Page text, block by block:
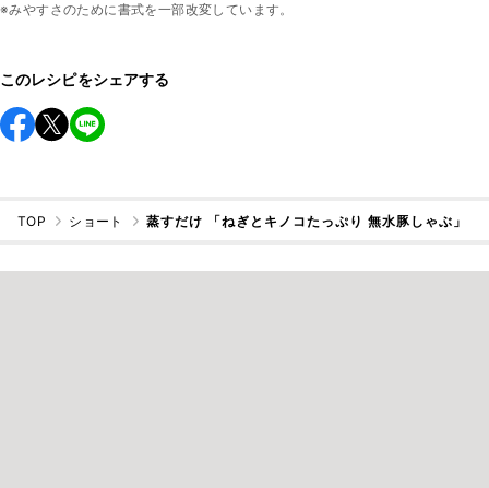
※みやすさのために書式を一部改変しています。
このレシピをシェアする
TOP ショート 蒸すだけ 「ねぎとキノコたっぷり 無水豚しゃぶ」